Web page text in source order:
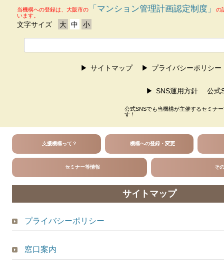
当機構への登録は、大阪市の 「マンション管理計画認定制度」
の
います。
文字サイズ 大 中 小
サイトマップ プライバシーポリシー
SNS運用方針 公式
公式SNSでも当機構が主催するセミナ
す！
支援機構って？ 機構への登録・変更
セミナー等情報 そ
サイトマップ
プライバシーポリシー
窓口案内